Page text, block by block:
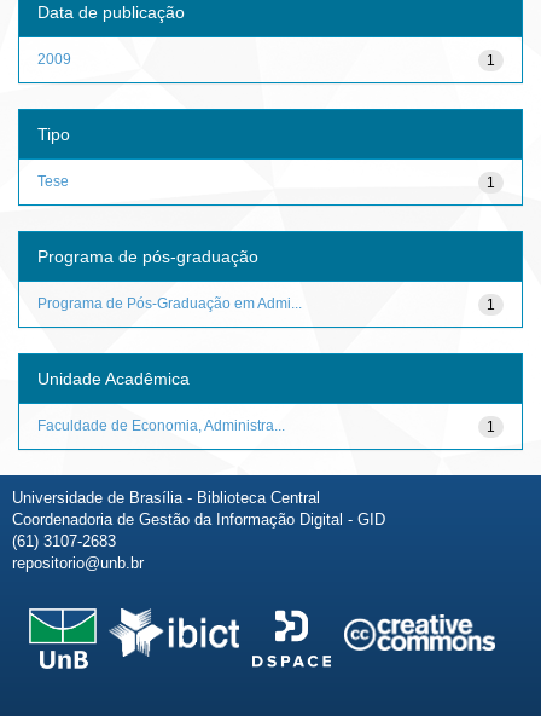
Data de publicação
1
2009
Tipo
1
Tese
Programa de pós-graduação
1
Programa de Pós-Graduação em Admi...
Unidade Acadêmica
1
Faculdade de Economia, Administra...
Universidade de Brasília - Biblioteca Central
Coordenadoria de Gestão da Informação Digital - GID
(61) 3107-2683
repositorio@unb.br